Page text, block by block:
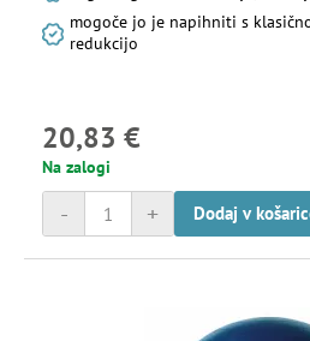
mogoče jo je napihniti s
redukcijo
20,83 €
Na zalogi
+
- Dodaj v